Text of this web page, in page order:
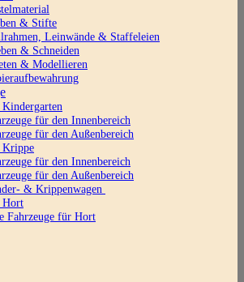
& Stifte
Leinwände & Staffeleien
& Schneiden
& Modellieren
Kindergarten
für den Innenbereich
für den Außenbereich
Krippe
für den Innenbereich
für den Außenbereich
& Krippenwagen
Hort
Fahrzeuge für Hort